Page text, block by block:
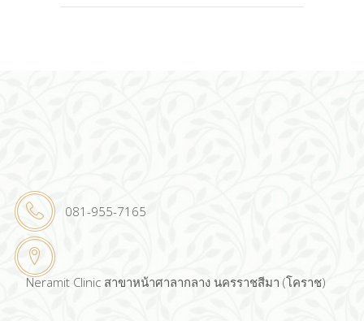
081-955-7165
Neramit Clinic สาขาหน้าศาลากลาง นครราชสีมา (โคราช)